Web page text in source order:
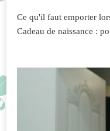
Ce qu'il faut emporter
Cadeau de naissance :